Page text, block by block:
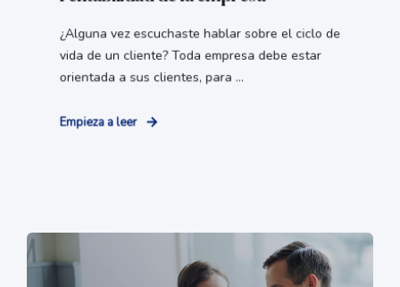
¿Alguna vez escuchaste hablar sobre el ciclo de
vida de un cliente? Toda empresa debe estar
orientada a sus clientes, para ...
Empieza a leer